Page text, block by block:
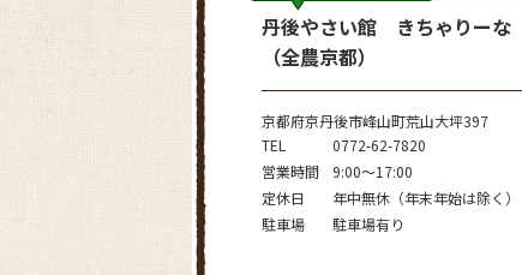
丹後やさい館 きちゃりーな
（全農京都）
京都府京丹後市峰山町荒山大坪397
TEL
0772-62-7820
営業時間
9:00～17:00
定休日
年中無休（年末年始は除く）
駐車場
駐車場有り